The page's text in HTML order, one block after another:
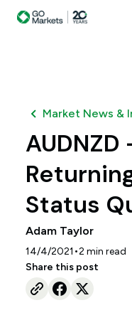
Market News &
Status
Adam Taylor
14/4/2021 •2 min read
Share this post